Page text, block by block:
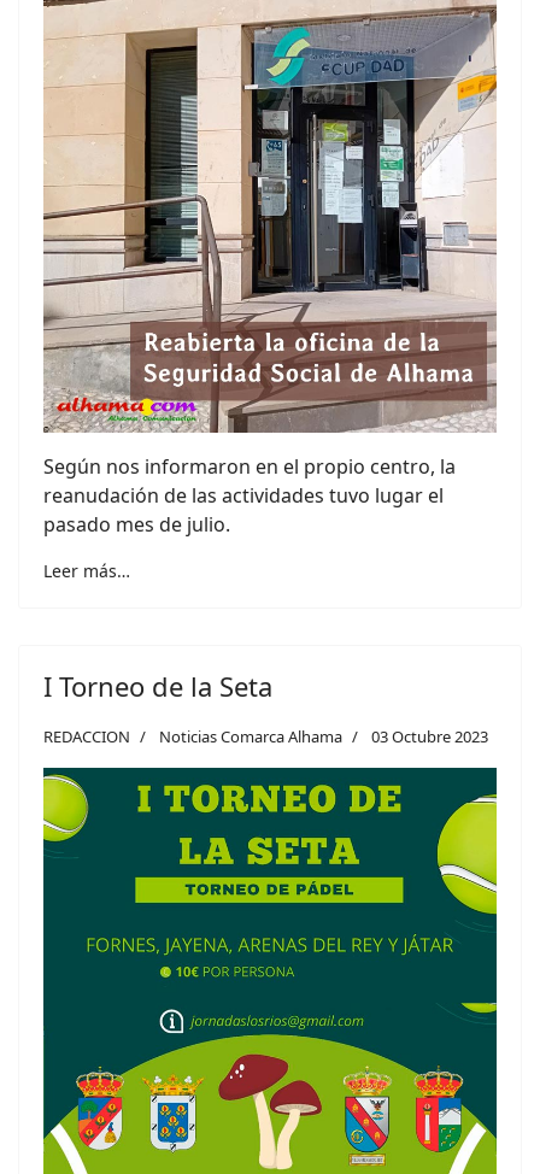
Según nos informaron en el propio centro, la
reanudación de las actividades tuvo lugar el
pasado mes de julio.
Leer más…
I Torneo de la Seta
REDACCION Noticias Comarca Alhama 03 Octubre 2023